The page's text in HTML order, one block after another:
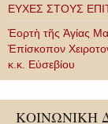
ΕΥΧΕΣ ΣΤΟΥΣ
Ἑορτὴ τῆς Ἁγίας
Ἐπίσκοπον
κ.κ. Εὐσεβίου
ΚΟΙΝΩΝΙΚΗ